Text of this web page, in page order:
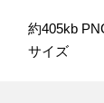
約405kb
サイズ